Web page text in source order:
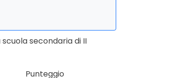
secondaria di II
Punteggio